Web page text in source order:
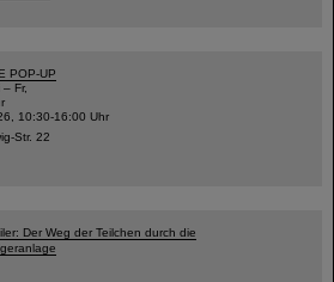
POP-UP
Fr,
10:30-16:00 Uhr
Str. 22
Der Weg der Teilchen durch die